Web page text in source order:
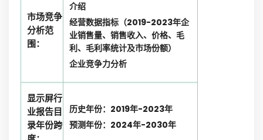
市场竞争
分析范
围：
介绍
经营数据指标（2019-2023年企
业销售量、销售收入、价格、毛
利、毛利率统计及市场份额）
企业竞争力分析
显示屏行
业报告目
录年份跨
历史年份：2019年-2023年
预测年份：2024年-2030年